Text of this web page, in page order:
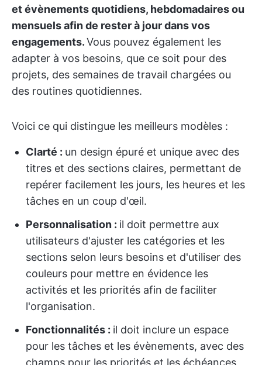
et évènements quotidiens, hebdomadaires ou
mensuels afin de rester à jour dans vos
engagements.Vous pouvez également les
adapter à vos besoins, que ce soit pour des
projets, des semaines de travail chargées ou
des routines quotidiennes.
Voici ce qui distingue les meilleurs modèles :
Clarté : un design épuré et unique avec des
titres et des sections claires, permettant de
repérer facilement les jours, les heures et les
tâches en un coup d'œil.
Personnalisation : il doit permettre aux
utilisateurs d'ajuster les catégories et les
sections selon leurs besoins et d'utiliser des
couleurs pour mettre en évidence les
activités et les priorités afin de faciliter
l'organisation.
Fonctionnalités : il doit inclure un espace
pour les tâches et les évènements, avec des
champs pour les priorités et les échéances